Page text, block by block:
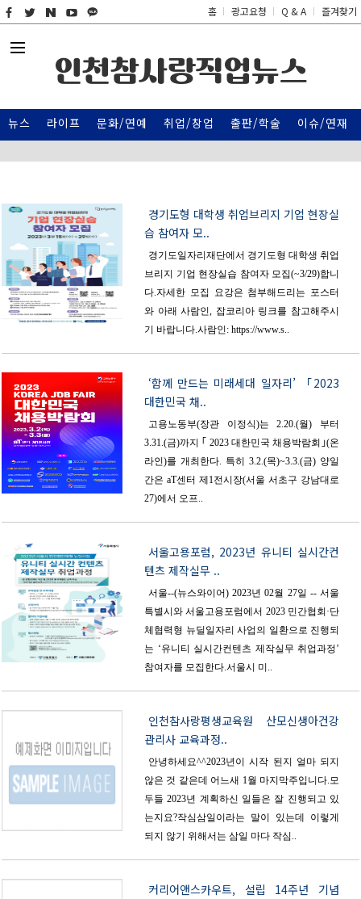
홈 광고요청 Q & A 즐겨찾기
인천참사랑직업뉴스
뉴스 라이프 문화/연예 취업/창업 출판/학술 이슈/연재
경기도형 대학생 취업브리지 기업 현장실
습 참여자 모..
경기도일자리재단에서 경기도형 대학생 취업
브리지 기업 현장실습 참여자 모집(~3/29)합니
다.자세한 모집 요강은 첨부해드리는 포스터
와 아래 사람인, 잡코리아 링크를 참고해주시
기 바랍니다.사람인: https://www.s..
‘함께 만드는 미래세대 일자리’ 「2023
대한민국 채..
고용노동부(장관 이정식)는 2.20.(월) 부터
3.31.(금)까지 ｢ 2023 대한민국 채용박람회｣(온
라인)를 개최한다. 특히 3.2.(목)~3.3.(금) 양일
간은 aT센터 제1전시장(서울 서초구 강남대로
27)에서 오프..
서울고용포럼, 2023년 유니티 실시간컨
텐츠 제작실무 ..
서울--(뉴스와이어) 2023년 02월 27일 -- 서울
특별시와 서울고용포럼에서 2023 민간협회·단
체협력형 뉴딜일자리 사업의 일환으로 진행되
는 ‘유니티 실시간컨텐츠 제작실무 취업과정’
참여자를 모집한다.서울시 미..
인천참사랑평생교육원 산모신생아건강
관리사 교육과정..
안녕하세요^^2023년이 시작 된지 얼마 되지
않은 것 같은데 어느새 1월 마지막주입니다.모
두들 2023년 계획하신 일들은 잘 진행되고 있
는지요?작심삼일이라는 말이 있는데 이렇게
되지 않기 위해서는 삼일 마다 작심..
커리어앤스카우트, 설립 14주년 기념